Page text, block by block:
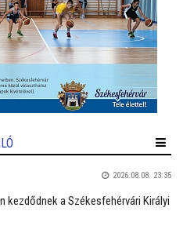
2026.08.08. 23:35
kezdődnek a Székesfehérvári Királyi